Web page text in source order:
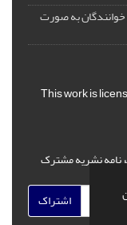
خوانندگان به صورت
This work is
نشریه مشترک
اشتراک